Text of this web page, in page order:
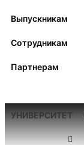
Выпускникам
Сотрудникам
Партнерам
УНИВЕРСИТЕТ